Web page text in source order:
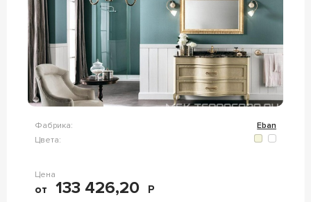
Фабрика:
Eban
Цвета:
Цена
от 133 426,20 Р